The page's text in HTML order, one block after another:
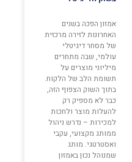
אמזון הפכה בשנים
האחרונות לזירה מרכזית
של מסחר דיגיטלי
עולמי, שבה מתחרים
מיליוני מוצרים על
תשומת הלב של הלקוח.
בתוך השוק הצפוף הזה,
כבר לא מספיק רק
להעלות מוצר ולחכות
למכירות – נדרש ניהול
ממותג מקצועי, עקבי
ואסטרטגי. מותג
שמנוהל נכון באמזון